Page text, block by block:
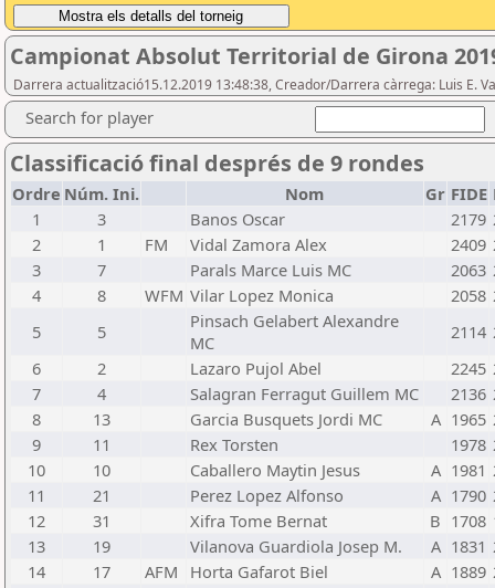
Campionat Absolut Territorial de Girona
Darrera actualització15.12.2019 13:48:38, Creador/Darrera càrrega: Luis E.
Search for player
Classificació final després de 9 rondes
Ordre Núm. Ini. Nom Gr FIDE
1
3 Banos Oscar 2179
2
1 FM Vidal Zamora Alex 2409
3
7 Parals Marce Luis MC 2063
4
8 WFM Vilar Lopez Monica 2058
5
5
Pinsach Gelabert Alexandre
MC
2114
6
2 Lazaro Pujol Abel 2245
7
4 Salagran Ferragut Guillem MC 2136
8
13 Garcia Busquets Jordi MC A 1965
9
11 Rex Torsten 1978
10
10 Caballero Maytin Jesus A 1981
11
21 Perez Lopez Alfonso A 1790
12
31 Xifra Tome Bernat B 1708
13
19 Vilanova Guardiola Josep M. A 1831
14
17 AFM Horta Gafarot Biel A 1889